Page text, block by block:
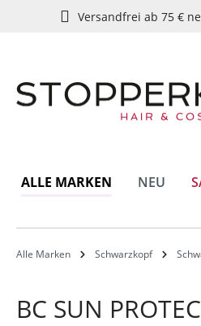
Zur Hauptnavigation
Versandfrei ab 75 €
ALLE MARKEN NEU
Alle Marken Schwarzkopf
BC SUN